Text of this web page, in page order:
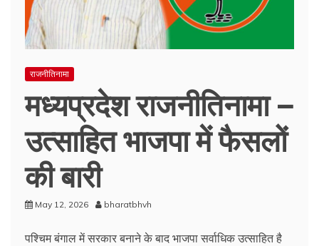
राजनीतिनामा
मध्यप्रदेश राजनीतिनामा –
उत्साहित भाजपा में फैसलों
की बारी
May 12, 2026 bharatbhvh
पश्चिम बंगाल में सरकार बनाने के बाद भाजपा सर्वाधिक उत्साहित है